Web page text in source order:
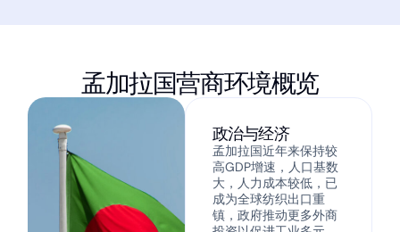
孟加拉国营商环境概览
政治与经济
孟加拉国近年来保持较
高GDP增速，人口基数
大，人力成本较低，已
成为全球纺织出口重
镇，政府推动更多外商